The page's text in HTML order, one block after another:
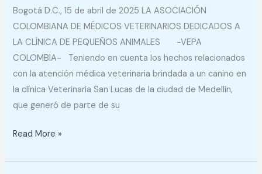
Bogotá D.C., 15 de abril de 2025 LA ASOCIACIÓN
COLOMBIANA DE MÉDICOS VETERINARIOS DEDICADOS A
LA CLÍNICA DE PEQUEÑOS ANIMALES -VEPA
COLOMBIA- Teniendo en cuenta los hechos relacionados
con la atención médica veterinaria brindada a un canino en
la clínica Veterinaria San Lucas de la ciudad de Medellín,
que generó de parte de su
003
Read More »